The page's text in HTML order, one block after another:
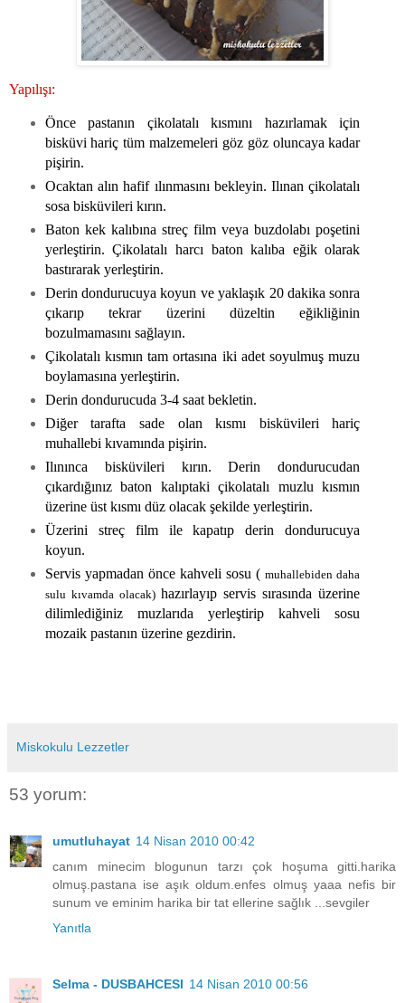
Yapılışı:
Önce pastanın çikolatalı kısmını hazırlamak için
bisküvi hariç tüm malzemeleri göz göz oluncaya kadar
pişirin.
Ocaktan alın hafif ılınmasını bekleyin. Ilınan çikolatalı
sosa bisküvileri kırın.
Baton kek kalıbına streç film veya buzdolabı poşetini
yerleştirin. Çikolatalı harcı baton kalıba eğik olarak
bastırarak yerleştirin.
Derin dondurucuya koyun ve yaklaşık 20 dakika sonra
çıkarıp tekrar üzerini düzeltin eğikliğinin
bozulmamasını sağlayın.
Çikolatalı kısmın tam ortasına iki adet soyulmuş muzu
boylamasına yerleştirin.
Derin dondurucuda 3-4 saat bekletin.
Diğer tarafta sade olan kısmı bisküvileri hariç
muhallebi kıvamında pişirin.
Ilınınca bisküvileri kırın. Derin dondurucudan
çıkardığınız baton kalıptaki çikolatalı muzlu kısmın
üzerine üst kısmı düz olacak şekilde yerleştirin.
Üzerini streç film ile kapatıp derin dondurucuya
koyun.
Servis yapmadan önce kahveli sosu (muhallebiden daha
sulu kıvamda olacak) hazırlayıp servis sırasında üzerine
dilimlediğiniz muzlarıda yerleştirip kahveli sosu
mozaik pastanın üzerine gezdirin.
Miskokulu Lezzetler
53 yorum:
umutluhayat 14 Nisan 2010 00:42
canım minecim blogunun tarzı çok hoşuma gitti.harika
olmuş.pastana ise aşık oldum.enfes olmuş yaaa nefis bir
sunum ve eminim harika bir tat ellerine sağlık ...sevgiler
Yanıtla
Selma - DUSBAHCESI 14 Nisan 2010 00:56